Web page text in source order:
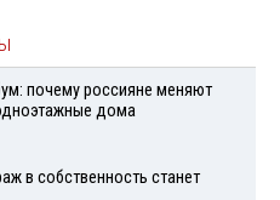
почему россияне меняют
дома
в собственность станет